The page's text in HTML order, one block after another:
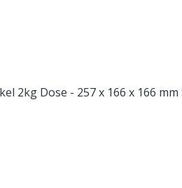
250g Dose - 111 x 87 x 87 mm Scharnierdeckel 2kg Dose -